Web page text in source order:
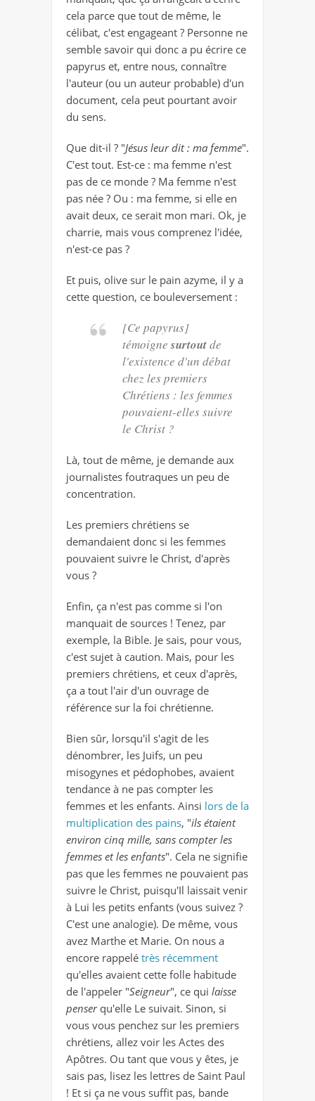
cela parce que tout de même, le
célibat, c'est engageant ? Personne ne
semble savoir qui donc a pu écrire ce
papyrus et, entre nous, connaître
l'auteur (ou un auteur probable) d'un
document, cela peut pourtant avoir
du sens.
Que dit-il ? "Jésus leur dit : ma femme".
C'est tout. Est-ce : ma femme n'est
pas de ce monde ? Ma femme n'est
pas née ? Ou : ma femme, si elle en
avait deux, ce serait mon mari. Ok, je
charrie, mais vous comprenez l'idée,
n'est-ce pas ?
Et puis, olive sur le pain azyme, il y a
cette question, ce bouleversement :
[Ce papyrus]
témoignesurtoutde
l'existence d'un débat
chez les premiers
Chrétiens : les femmes
pouvaient-elles suivre
le Christ ?
Là, tout de même, je demande aux
journalistes foutraques un peu de
concentration.
Les premiers chrétiens se
demandaient donc si les femmes
pouvaient suivre le Christ, d'après
vous ?
Enfin, ça n'est pas comme si l'on
manquait de sources ! Tenez, par
exemple, la Bible. Je sais, pour vous,
c'est sujet à caution. Mais, pour les
premiers chrétiens, et ceux d'après,
ça a tout l'air d'un ouvrage de
référence sur la foi chrétienne.
Bien sûr, lorsqu'il s'agit de les
dénombrer, les Juifs, un peu
misogynes et pédophobes, avaient
tendance à ne pas compter les
femmes et les enfants. Ainsi lors de la
multiplication des pains, "ils étaient
environ cinq mille, sans compter les
femmes et les enfants". Cela ne signifie
pas que les femmes ne pouvaient pas
suivre le Christ, puisqu'Il laissait venir
à Lui les petits enfants (vous suivez ?
C'est une analogie). De même, vous
avez Marthe et Marie. On nous a
encore rappelé très récemment
qu'elles avaient cette folle habitude
de l'appeler "Seigneur", ce qui laisse
penserqu'elle Le suivait. Sinon, si
vous vous penchez sur les premiers
chrétiens, allez voir les Actes des
Apôtres. Ou tant que vous y êtes, je
sais pas, lisez les lettres de Saint Paul
! Et si ça ne vous suffit pas, bande